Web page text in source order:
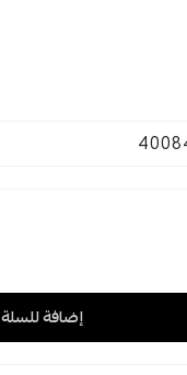
إضافة للسلة